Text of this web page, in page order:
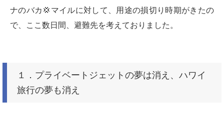
ナのバカ 💢 マイルに対して、用途の損切り時期がきたの
で、ここ数日間、避難先を考えておりました。
１．プライベートジェットの夢は消え、ハワイ
旅行の夢も消え